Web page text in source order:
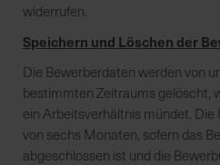
widerrufen.
Speichern und Löschen der
Die Bewerberdaten werden von
bestimmten Zeitraums gelöscht,
ein Arbeitsverhältnis mündet.
von sechs Monaten, sofern das
abgeschlossen ist und die